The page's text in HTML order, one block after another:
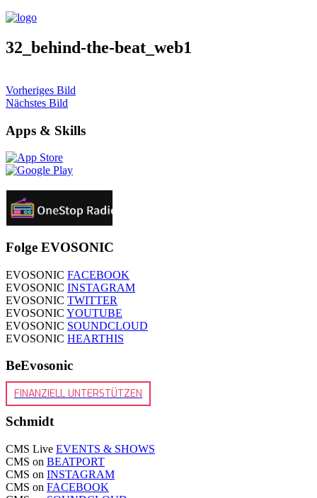
32_behind-the-beat_web1
Vorheriges Bild
Nächstes Bild
Apps & Skills
Folge EVOSONIC
EVOSONIC FACEBOOK
EVOSONIC INSTAGRAM
EVOSONIC TWITTER
EVOSONIC YOUTUBE
EVOSONIC SOUNDCLOUD
EVOSONIC HEARTHIS
BeEvosonic
FINANZIELL UNTERSTÜTZEN
Schmidt
CMS Live EVENTS & SHOWS
CMS on BEATPORT
CMS on INSTAGRAM
CMS on FACEBOOK